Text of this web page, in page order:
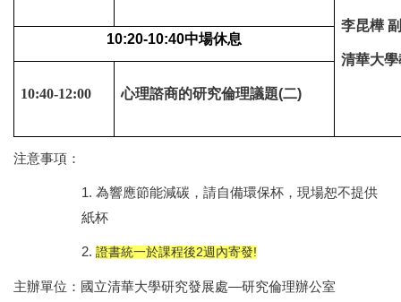
李昆樺
清華大
10:20-10:40中場休息
10:40-12:00 心理諮商的研究倫理議題(二)
注意事項：
1.為響應節能減碳，請自備環保杯，現場恕不提供
紙杯
2.證書統一於課程後2週內寄發!
主辦單位：國立清華大學研究發展處—研究倫理辦公室